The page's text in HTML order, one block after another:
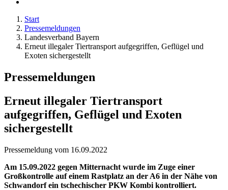
Start
Pressemeldungen
Landesverband Bayern
Erneut illegaler Tiertransport aufgegriffen, Geflügel und
Exoten sichergestellt
Pressemeldungen
Erneut illegaler Tiertransport
aufgegriffen, Geflügel und Exoten
sichergestellt
Pressemeldung vom 16.09.2022
Am 15.09.2022 gegen Mitternacht wurde im Zuge einer
Großkontrolle auf einem Rastplatz an der A6 in der Nähe von
Schwandorf ein tschechischer PKW Kombi kontrolliert.